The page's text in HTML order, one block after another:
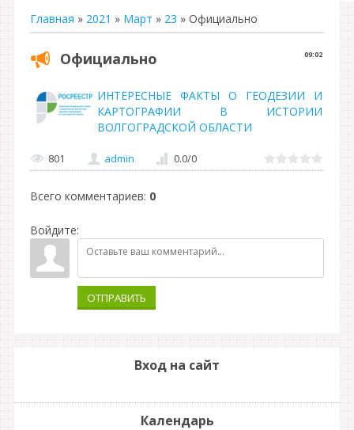
Главная » 2021 » Март » 23 » Официально
09:02
Официально
ИНТЕРЕСНЫЕ ФАКТЫ О ГЕОДЕЗИИ И
КАРТОГРАФИИ В ИСТОРИИ
ВОЛГОГРАДСКОЙ ОБЛАСТИ
801 admin 0.0/0
Всего комментариев: 0
Войдите:
ОТПРАВИТЬ
Вход на сайт
Календарь